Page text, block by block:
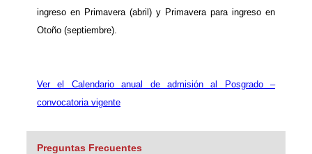
ingreso en Primavera (abril) y Primavera para ingreso en
Otoño (septiembre).
Ver el Calendario anual de admisión al Posgrado –
convocatoria vigente
Preguntas Frecuentes